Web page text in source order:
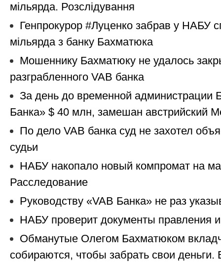
мільярда. Розслідування
Генпрокурор #Луценко забрав у НАБУ
мільярда з банку Бахматюка
Мошеннику Бахматюку не удалось
разграбленного VAB банка
За день до временной
Банка» $ 40 млн, замешан австрийский
По дело VAB банка суд не захотел
судьи
НАБУ накопало новый компромат на
Расследование
Руководству «VAB Банка» не раз
НАБУ проверит документы правления
Обманутые Олегом Бахматюком
собираются, чтобы забрать свои деньги.